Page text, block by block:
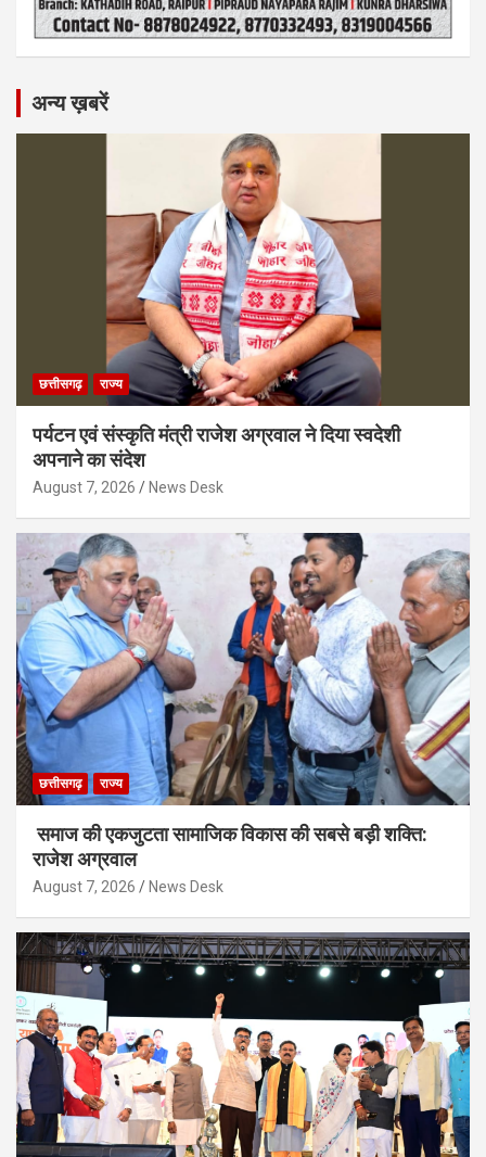
अन्य ख़बरें
छत्तीसगढ़ राज्य
पर्यटन एवं संस्कृति मंत्री राजेश अग्रवाल ने दिया स्वदेशी
अपनाने का संदेश
August 7, 2026 News Desk
छत्तीसगढ़ राज्य
समाज की एकजुटता सामाजिक विकास की सबसे बड़ी शक्ति:
राजेश अग्रवाल
August 7, 2026 News Desk